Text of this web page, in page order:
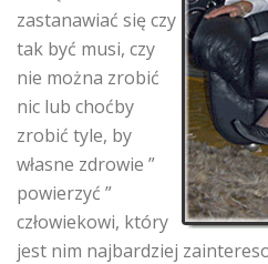
zastanawiać się czy
tak być musi, czy
nie można zrobić
nic lub choćby
zrobić tyle, by
własne zdrowie ”
powierzyć ”
człowiekowi, który
jest nim najbardziej